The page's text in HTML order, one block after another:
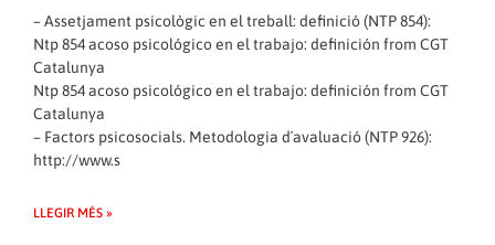
– Assetjament psicològic en el treball: definició (NTP 854):
Ntp 854 acoso psicológico en el trabajo: definición from CGT
Catalunya
Ntp 854 acoso psicológico en el trabajo: definición from CGT
Catalunya
– Factors psicosocials. Metodologia d´avaluació (NTP 926):
http://www.s
LLEGIR MÉS »